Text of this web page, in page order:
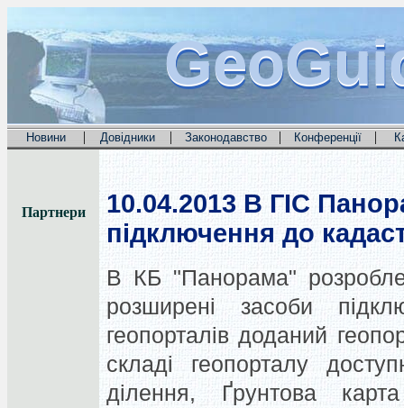
Новини | Довідники | Законодавство | Конференції |
Партнери 10.04.2013 В ГІС
підключення до
В КБ "Панорама"
розширені засоби
геопорталів доданий
складі геопорталу
ділення, Ґрунтова